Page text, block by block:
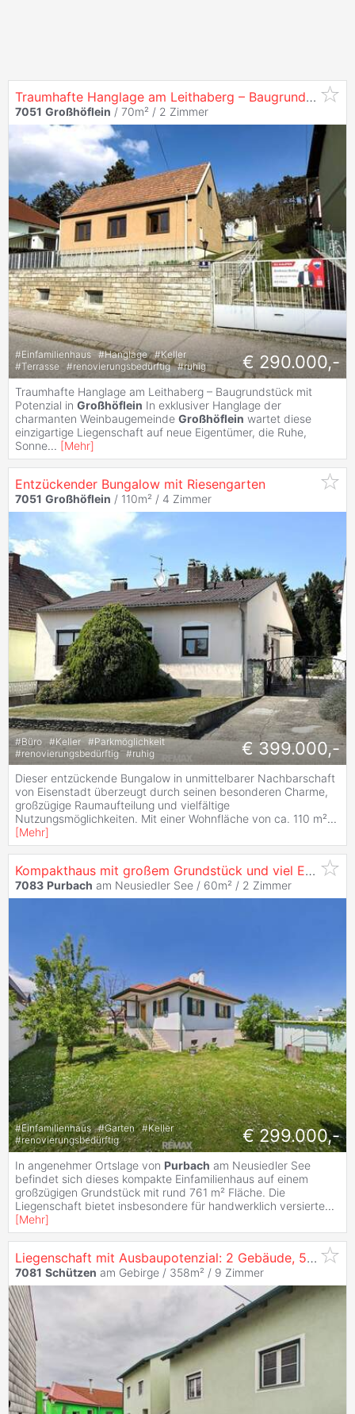
Traumhafte Hanglage am Leithaberg – Baugrundstück in
7051 Großhöflein / 70m² / 2 Zimmer
#Einfamilienhaus #Hanglage #Keller
#Terrasse #renovierungsbedürftig #ruhig € 290.000,-
Traumhafte Hanglage am Leithaberg – Baugrundstück mit
Potenzial in Großhöflein In exklusiver Hanglage der
charmanten Weinbaugemeinde Großhöflein wartet diese
einzigartige Liegenschaft auf neue Eigentümer, die Ruhe,
Sonne... [Mehr]
Entzückender Bungalow mit Riesengarten
7051 Großhöflein / 110m² / 4 Zimmer
#Büro #Keller #Parkmöglichkeit
#renovierungsbedürftig #ruhig € 399.000,-
Dieser entzückende Bungalow in unmittelbarer Nachbarschaft
von Eisenstadt überzeugt durch seinen besonderen Charme,
großzügige Raumaufteilung und vielfältige
Nutzungsmöglichkeiten. Mit einer Wohnfläche von ca. 110 m²...
[Mehr]
Kompakthaus mit großem Grundstück und viel Entwicklungspotenzial
7083 Purbach am Neusiedler See / 60m² / 2 Zimmer
#Einfamilienhaus #Garten #Keller
#renovierungsbedürftig € 299.000,-
In angenehmer Ortslage von Purbach am Neusiedler See
befindet sich dieses kompakte Einfamilienhaus auf einem
großzügigen Grundstück mit rund 761 m² Fläche. Die
Liegenschaft bietet insbesondere für handwerklich versierte...
[Mehr]
Liegenschaft mit Ausbaupotenzial: 2 Gebäude, 5 Einheiten
7081 Schützen am Gebirge / 358m² / 9 Zimmer